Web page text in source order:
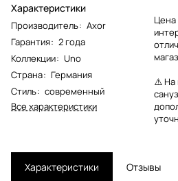
Характеристики
Производитель: Axor
Гарантия: 2 года
Коллекции: Uno
Страна: Германия
Стиль: современный
Все характеристики
Цена
⚠️ На
Характеристики Отзывы